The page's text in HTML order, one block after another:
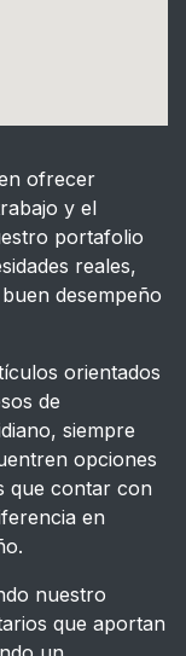
ofrecer
y el
portafolio
reales,
desempeño
orientados
de
siempre
opciones
que contar con
en
nuestro
que aportan